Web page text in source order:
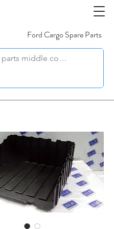
Ford Cargo Spare Parts